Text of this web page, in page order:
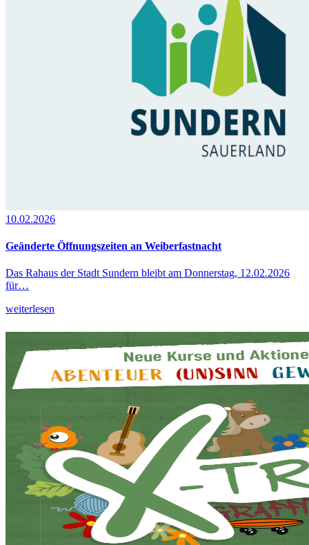
10.02.2026
Geänderte Öffnungszeiten an Weiberfastnacht
Das Rahaus der Stadt Sundern bleibt am Donnerstag, 12.02.2026
für…
weiterlesen